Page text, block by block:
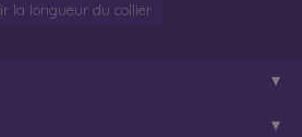
la longueur du collier